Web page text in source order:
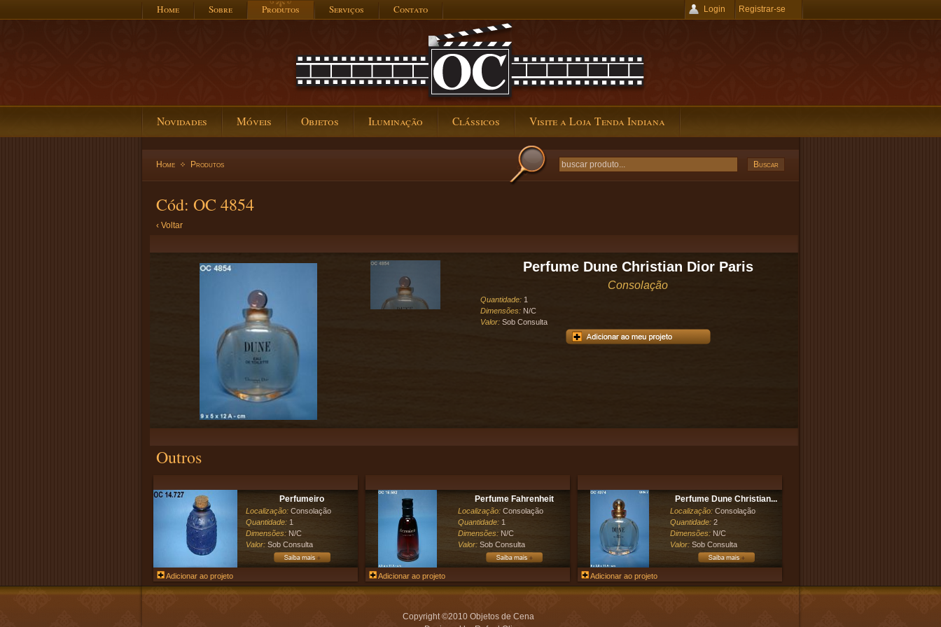
Home Sobre Produtos Serviços Contato Login Registrar-se
Novidades Móveis Objetos Iluminação Clássicos Visite a Loja Tenda Indiana
Home Produtos
Cód: OC 4854
‹ Voltar
Perfume Dune Christian Dior Paris
Consolação
Quantidade: 1
Dimensões: N/C
Valor: Sob Consulta
Outros
Perfumeiro
Localização: Consolação
Quantidade: 1
Dimensões: N/C
Valor: Sob Consulta
Adicionar ao projeto
Perfume Fahrenheit
Localização: Consolação
Quantidade: 1
Dimensões: N/C
Valor: Sob Consulta
Adicionar ao projeto
Perfume Dune Christian...
Localização: Consolação
Quantidade: 2
Dimensões: N/C
Valor: Sob Consulta
Adicionar ao projeto
Copyright ©2010 Objetos de Cena